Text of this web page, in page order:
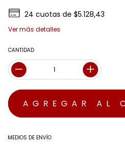
24 cuotas de $5.128,43
Ver más detalles
CANTIDAD
MEDIOS DE ENVÍO